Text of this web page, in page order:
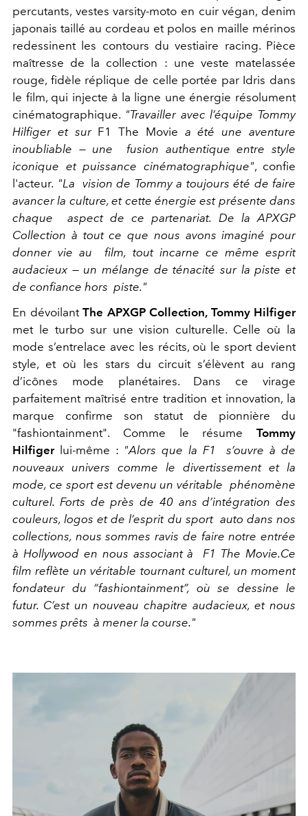
percutants, vestes varsity-moto en cuir végan, denim
japonais taillé au cordeau et polos en maille mérinos
redessinent les contours du vestiaire racing. Pièce
maîtresse de la collection : une veste matelassée
rouge, fidèle réplique de celle portée par Idris dans
le film, qui injecte à la ligne une énergie résolument
cinématographique. "Travailler avec l’équipe Tommy
Hilfiger et sur F1 The Movie a été une aventure
inoubliable — une fusion authentique entre style
iconique et puissance cinématographique", confie
l'acteur. "La vision de Tommy a toujours été de faire
avancer la culture, et cette énergie est présente dans
chaque aspect de ce partenariat. De la APXGP
Collection à tout ce que nous avons imaginé pour
donner vie au film, tout incarne ce même esprit
audacieux — un mélange de ténacité sur la piste et
de confiance hors piste."
En dévoilant The APXGP Collection, Tommy Hilfiger
met le turbo sur une vision culturelle. Celle où la
mode s’entrelace avec les récits, où le sport devient
style, et où les stars du circuit s’élèvent au rang
d’icônes mode planétaires. Dans ce virage
parfaitement maîtrisé entre tradition et innovation, la
marque confirme son statut de pionnière du
"fashiontainment". Comme le résume Tommy
Hilfigerlui-même : "Alors que la F1 s’ouvre à de
nouveaux univers comme le divertissement et la
mode, ce sport est devenu un véritable phénomène
culturel. Forts de près de 40 ans d’intégration des
couleurs, logos et de l’esprit du sport auto dans nos
collections, nous sommes ravis de faire notre entrée
à Hollywood en nous associant à F1 The Movie.Ce
film reflète un véritable tournant culturel, un moment
fondateur du “fashiontainment”, où se dessine le
futur. C’est un nouveau chapitre audacieux, et nous
sommes prêts à mener la course."